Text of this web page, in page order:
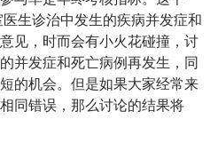
生诊治中发生的疾病并发症和
见，时而会有小火花碰撞，讨
并发症和死亡病例再发生，同
的机会。但是如果大家经常来
同错误，那么讨论的结果将